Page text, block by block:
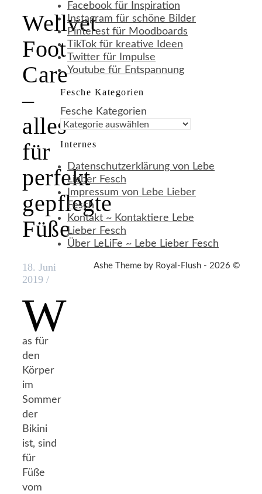
Wellvet
Foot
Care
–
alles
für
perfekt
gepflegte
Füße
18. Juni
2019 /
W
as für
den
Körper
im
Sommer
der
Bikini
ist, sind
für
Füße
vom
Facebook für Inspiration
Instagram für schöne Bilder
Pinterest für Moodboards
TikTok für kreative Ideen
Twitter für Impulse
Youtube für Entspannung
Fesche Kategorien
Fesche Kategorien
Internes
Datenschutzerklärung von Lebe
Lieber Fesch
Impressum von Lebe Lieber
Fesch
Kontakt ~ Kontaktiere Lebe
Lieber Fesch
Über LeLiFe ~ Lebe Lieber Fesch
Ashe Theme by Royal-Flush - 2026 ©